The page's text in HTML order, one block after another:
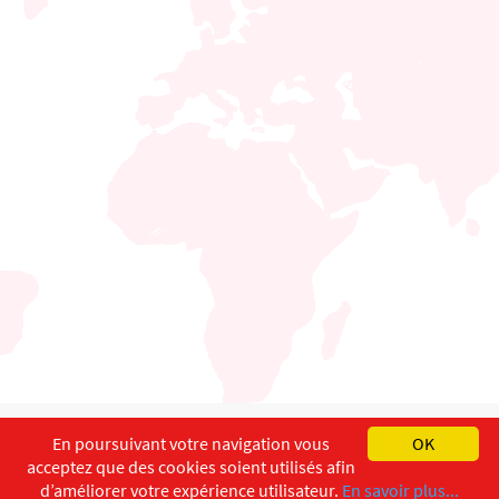
English Français
Copyright ©ISEC-AdW Impressum
OK
En poursuivant votre navigation vous
acceptez que des cookies soient utilisés afin
d’améliorer votre expérience utilisateur. En savoir plus...